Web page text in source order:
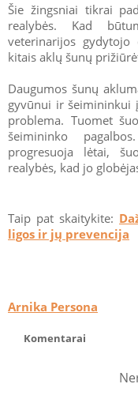
Šie žingsniai tikrai
realybės. Kad
veterinarijos
kitais aklų šunų
Daugumos šunų
gyvūnui ir šeimininkui
problema. Tuomet
šeimininko
progresuoja lėtai,
realybės, kad jo
Taip pat skaitykite:
ligos ir jų prevencija
Arnika Persona
Komentarai